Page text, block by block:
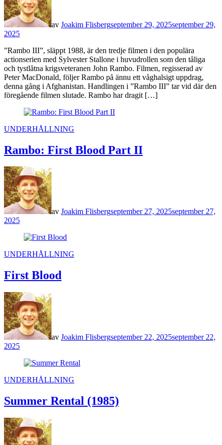
av Joakim Flisbergseptember 29, 2025september 29,
2025
”Rambo III”, släppt 1988, är den tredje filmen i den populära
actionserien med Sylvester Stallone i huvudrollen som den tåliga
och tystlåtna krigsveteranen John Rambo. Filmen, regisserad av
Peter MacDonald, följer Rambo på ännu ett våghalsigt uppdrag,
denna gång i Afghanistan. Handlingen i ”Rambo III” tar vid där den
föregående filmen slutade. Rambo har dragit […]
POSTED
UNDERHÅLLNING
Rambo: First Blood Part II
av Joakim Flisbergseptember 27, 2025september 27,
2025
POSTED
UNDERHÅLLNING
First Blood
av Joakim Flisbergseptember 22, 2025september 22,
2025
POSTED
UNDERHÅLLNING
Summer Rental (1985)